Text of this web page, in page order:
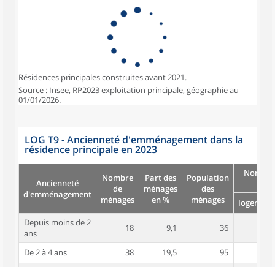
Résidences principales construites avant 2021.
Source : Insee, RP2023 exploitation principale, géographie au
01/01/2026.
LOG T9 - Ancienneté d'emménagement dans la
résidence principale en 2023
Ancienneté
d'emménagement
Nombre
de
ménages
Part des
ménages
en %
Population
des
ménages
logement
Depuis moins de 2
ans
18 9,1 36
De 2 à 4 ans 38 19,5 95